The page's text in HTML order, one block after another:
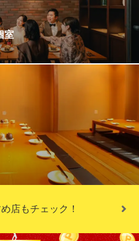
町Aビル
室
能のため、周りを気にせず食事
。 お子様連れや家族のお祝い、
ご利用いただけます。
キャッスル
名様用の個室、等 人数に合わ
店もチェック！